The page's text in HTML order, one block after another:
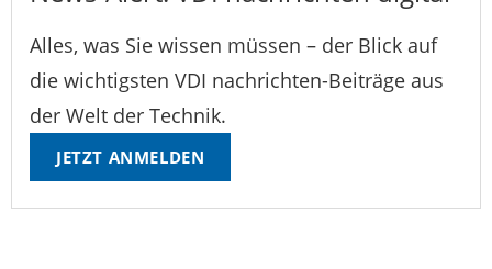
Alles, was Sie wissen müssen – der Blick auf
die wichtigsten VDI nachrichten-Beiträge aus
der Welt der Technik.
JETZT ANMELDEN